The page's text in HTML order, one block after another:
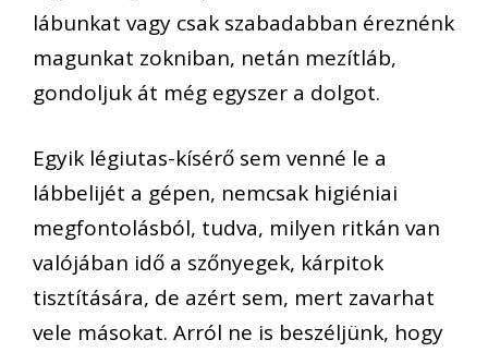
lábunkat vagy csak szabadabban éreznénk
magunkat zokniban, netán mezítláb,
gondoljuk át még egyszer a dolgot.
Egyik légiutas-kísérő sem venné le a
lábbelijét a gépen, nemcsak higiéniai
megfontolásból, tudva, milyen ritkán van
valójában idő a szőnyegek, kárpitok
tisztítására, de azért sem, mert zavarhat
vele másokat. Arról ne is beszéljünk, hogy